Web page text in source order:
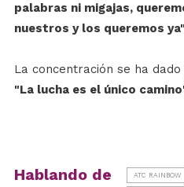
palabras ni migajas,
nuestros y los queremos
La concentración se ha
"La lucha es el único
Hablando de ATC RAINBOW